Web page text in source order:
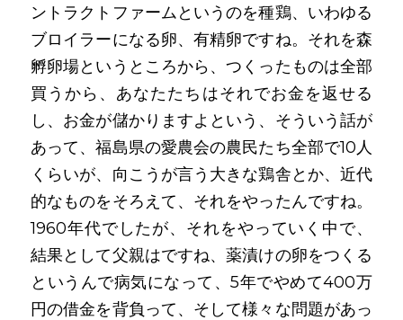
ントラクトファームというのを種鶏、いわゆる
ブロイラーになる卵、有精卵ですね。それを森
孵卵場というところから、つくったものは全部
買うから、あなたたちはそれでお金を返せる
し、お金が儲かりますよという、そういう話が
あって、福島県の愛農会の農民たち全部で10人
くらいが、向こうが言う大きな鶏舎とか、近代
的なものをそろえて、それをやったんですね。
1960年代でしたが、それをやっていく中で、
結果として父親はですね、薬漬けの卵をつくる
というんで病気になって、5年でやめて400万
円の借金を背負って、そして様々な問題があっ